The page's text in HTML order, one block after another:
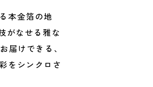
本金箔の地
がなせる雅な
届けできる、
をシンクロさ